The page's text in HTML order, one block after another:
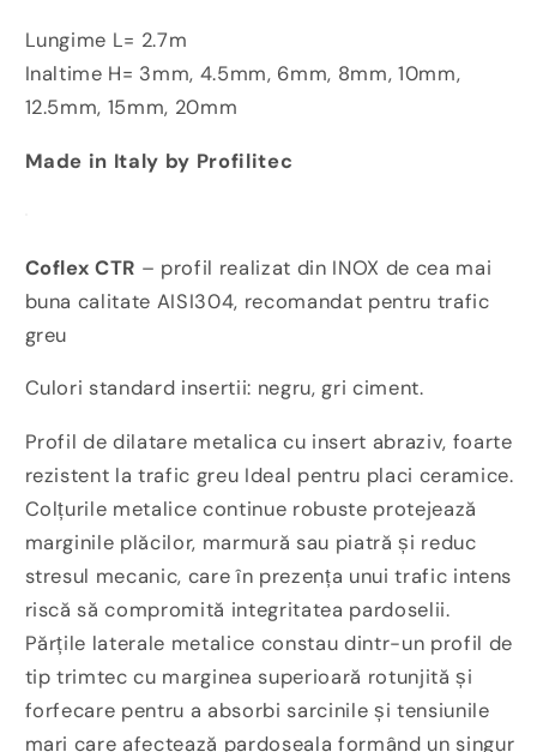
CTR
CTR
Lungime L= 2.7m
Inaltime H= 3mm, 4.5mm, 6mm, 8mm, 10mm,
12.5mm, 15mm, 20mm
Made in Italy by Profilitec
Coflex CTR – profil realizat din INOX de cea mai
buna calitate AISI304, recomandat pentru trafic
greu
Culori standard insertii: negru, gri ciment.
Profil de dilatare metalica cu insert abraziv, foarte
rezistent la trafic greu Ideal pentru placi ceramice.
Colțurile metalice continue robuste protejează
marginile plăcilor, marmură sau piatră și reduc
stresul mecanic, care în prezența unui trafic intens
riscă să compromită integritatea pardoselii.
Părțile laterale metalice constau dintr-un profil de
tip trimtec cu marginea superioară rotunjită și
forfecare pentru a absorbi sarcinile și tensiunile
mari care afectează pardoseala formând un singur